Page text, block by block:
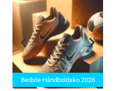
Bedste Håndboldsko 2026